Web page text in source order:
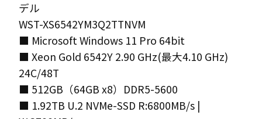
デル
WST-XS6542YM3Q2TTNVM
■ Microsoft Windows 11 Pro 64bit
■ Xeon Gold 6542Y 2.90 GHz(最大4.10 GHz)
24C/48T
■ 512GB（64GB x8）DDR5-5600
■ 1.92TB U.2 NVMe-SSD R:6800MB/s |